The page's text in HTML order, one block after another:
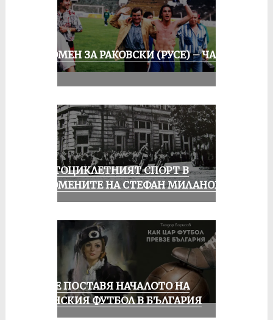
СПОМЕН ЗА РАКОВСКИ (РУСЕ) – ЧАСТ
МОТОЦИКЛЕТНИЯТ СПОРТ В
СПОМЕНИТЕ НА СТЕФАН МИЛАНОВ
РУСЕ ПОСТАВЯ НАЧАЛОТО НА
ЖЕНСКИЯ ФУТБОЛ В БЪЛГАРИЯ